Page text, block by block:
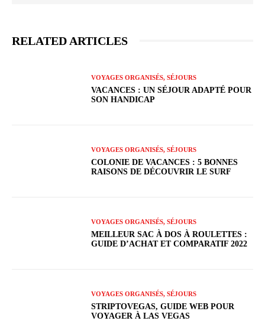
RELATED ARTICLES
VOYAGES ORGANISÉS, SÉJOURS
VACANCES : UN SÉJOUR ADAPTÉ POUR
SON HANDICAP
VOYAGES ORGANISÉS, SÉJOURS
COLONIE DE VACANCES : 5 BONNES
RAISONS DE DÉCOUVRIR LE SURF
VOYAGES ORGANISÉS, SÉJOURS
MEILLEUR SAC À DOS À ROULETTES :
GUIDE D’ACHAT ET COMPARATIF 2022
VOYAGES ORGANISÉS, SÉJOURS
STRIPTOVEGAS, GUIDE WEB POUR
VOYAGER À LAS VEGAS